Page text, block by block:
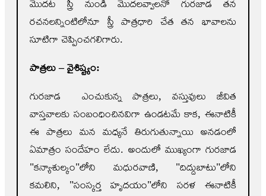
మొదట స్త్రీ నుండి మొదలవ్వాలనో గురజాడ తన
రచనలన్నింటిలోనూ స్త్రీ పాత్రధారి చేత తన భావాలను
సూటిగా చెప్పించగలిగారు.
పాత్రలు – వైశిష్ట్యం:
గురజాడ ఎంచుకున్న పాత్రలు, వస్తువులు జీవిత
వాస్తవాలకు సంబంధించినవిగా ఉండటమే కాక, ఈనాటికీ
ఈ పాత్రలు మన మధ్యనే తిరుగుతున్నాయి అనడంలో
ఏమాత్రం సందేహం లేదు. అందులో ముఖ్యంగా గురజాడ
"కన్యాశుల్కం"లోని మధురవాణి, "దిద్దుబాటు"లోని
కమలిని, "సంస్కర్త హృదయం"లోని సరళ ఈనాటికీ